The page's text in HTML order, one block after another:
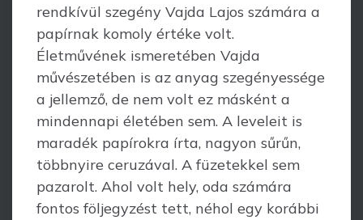
rendkívül szegény Vajda Lajos számára a
papírnak komoly értéke volt.
Életművének ismeretében Vajda
művészetében is az anyag sze­gényessége
a jellemző, de nem volt ez másként a
mindennapi életében sem. A leveleit is
maradék papírokra írta, nagyon sűrűn,
többnyire ceruzával. A füzetekkel sem
paza­rolt. Ahol volt hely, oda számára
fontos följegyzést tett, néhol egy korábbi